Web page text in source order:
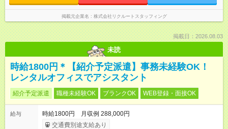
掲載元企業名 株式会社リクルートスタッフィング
掲載日：2026.08.03
未読
時給1800円＊【紹介予定派遣】事務未経験OK！
レンタルオフィスでアシスタント
紹介予定派遣 職種未経験OK ブランクOK WEB登録・面接OK
給与
時給1800円 月収例 288,000円
交通費別途支給あり